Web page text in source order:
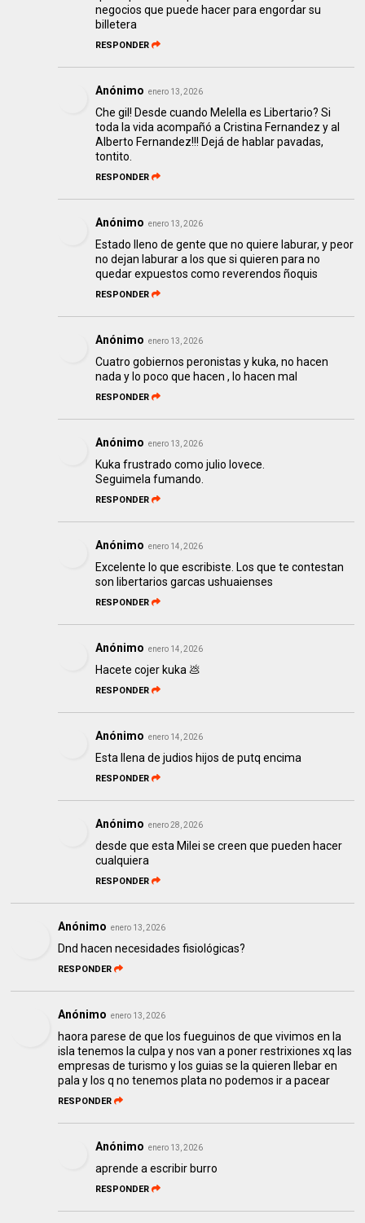
negocios que puede hacer para engordar su
billetera
RESPONDER
Anónimo enero 13, 2026
Che gil! Desde cuando Melella es Libertario? Si
toda la vida acompañó a Cristina Fernandez y al
Alberto Fernandez!!! Dejá de hablar pavadas,
tontito.
RESPONDER
Anónimo enero 13, 2026
Estado lleno de gente que no quiere laburar, y peor
no dejan laburar a los que si quieren para no
quedar expuestos como reverendos ñoquis
RESPONDER
Anónimo enero 13, 2026
Cuatro gobiernos peronistas y kuka, no hacen
nada y lo poco que hacen , lo hacen mal
RESPONDER
Anónimo enero 13, 2026
Kuka frustrado como julio lovece.
Seguimela fumando.
RESPONDER
Anónimo enero 14, 2026
Excelente lo que escribiste. Los que te contestan
son libertarios garcas ushuaienses
RESPONDER
Anónimo enero 14, 2026
Hacete cojer kuka 💩
RESPONDER
Anónimo enero 14, 2026
Esta llena de judios hijos de putq encima
RESPONDER
Anónimo enero 28, 2026
desde que esta Milei se creen que pueden hacer
cualquiera
RESPONDER
Anónimo enero 13, 2026
Dnd hacen necesidades fisiológicas?
RESPONDER
Anónimo enero 13, 2026
haora parese de que los fueguinos de que vivimos en la
isla tenemos la culpa y nos van a poner restrixiones xq las
empresas de turismo y los guias se la quieren llebar en
pala y los q no tenemos plata no podemos ir a pacear
RESPONDER
Anónimo enero 13, 2026
aprende a escribir burro
RESPONDER